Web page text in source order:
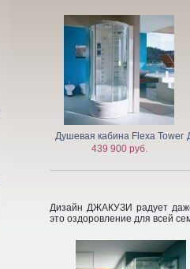
Душевая кабина Flexa Tower
439 900 руб.
Дизайн ДЖАКУЗИ радует
это оздоровление для